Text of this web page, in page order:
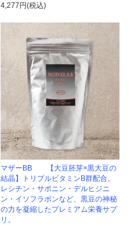
4,277円(税込)
マザーBB 【大豆胚芽×黒大豆の
結晶】トリプルビタミンB群配合。
レシチン・サポニン・デルヒジニ
ン・イソフラボンなど、黒豆の神秘
の力を凝縮したプレミアム栄養サプ
リ。